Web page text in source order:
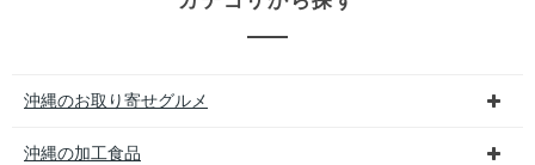
沖縄のお取り寄せグルメ
沖縄の加工食品